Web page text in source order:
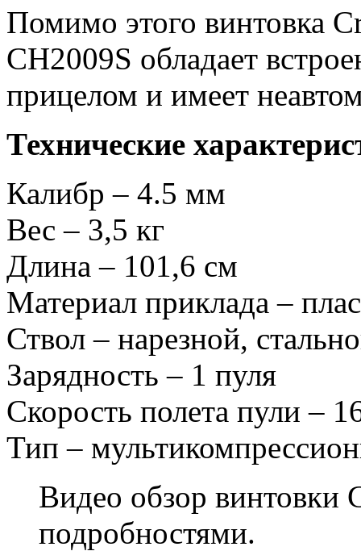
Помимо этого винтовка
CH2009S обладает
прицелом и имеет
Технические
Калибр – 4.5 мм
Вес – 3,5 кг
Длина – 101,6 см
Материал приклада –
Ствол – нарезной,
Зарядность – 1 пуля
Скорость полета пули –
Тип –
Видео обзор винтовки
подробностями.